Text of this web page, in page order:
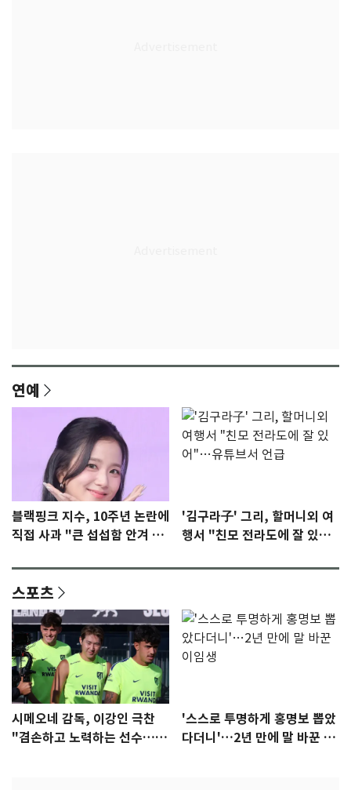
연예
블랙핑크 지수, 10주년 논란에
직접 사과 "큰 섭섭함 안겨 미
'김구라子' 그리, 할머니외 여
행서 "친모 전라도에 잘 있
스포츠
시메오네 감독, 이강인 극찬
"겸손하고 노력하는 선수…좋
'스스로 투명하게 홍명보 뽑았
다더니'…2년 만에 말 바꾼 이